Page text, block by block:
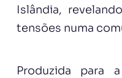
Islândia,
tensões numa
Produzida para